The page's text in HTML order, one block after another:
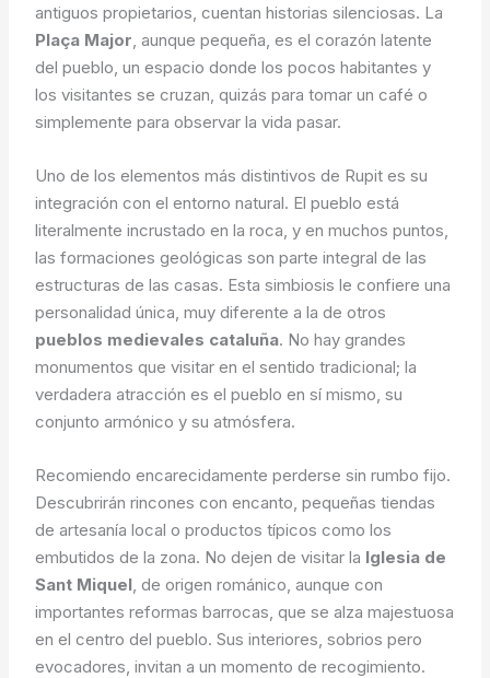
antiguos propietarios, cuentan historias silenciosas. La
Plaça Major, aunque pequeña, es el corazón latente
del pueblo, un espacio donde los pocos habitantes y
los visitantes se cruzan, quizás para tomar un café o
simplemente para observar la vida pasar.
Uno de los elementos más distintivos de Rupit es su
integración con el entorno natural. El pueblo está
literalmente incrustado en la roca, y en muchos puntos,
las formaciones geológicas son parte integral de las
estructuras de las casas. Esta simbiosis le confiere una
personalidad única, muy diferente a la de otros
pueblos medievales cataluña. No hay grandes
monumentos que visitar en el sentido tradicional; la
verdadera atracción es el pueblo en sí mismo, su
conjunto armónico y su atmósfera.
Recomiendo encarecidamente perderse sin rumbo fijo.
Descubrirán rincones con encanto, pequeñas tiendas
de artesanía local o productos típicos como los
embutidos de la zona. No dejen de visitar la Iglesia de
Sant Miquel, de origen románico, aunque con
importantes reformas barrocas, que se alza majestuosa
en el centro del pueblo. Sus interiores, sobrios pero
evocadores, invitan a un momento de recogimiento.